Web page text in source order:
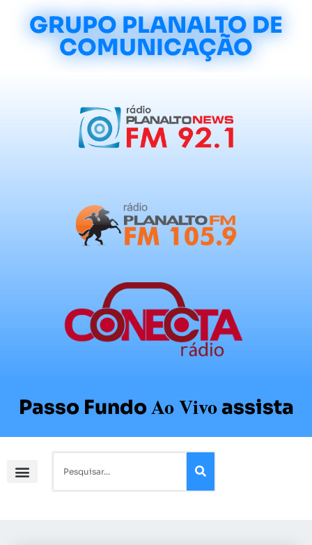
GRUPO PLANALTO DE
COMUNICAÇÃO
Passo FundoAo Vivoassista